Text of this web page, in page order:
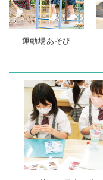
運動場あそび